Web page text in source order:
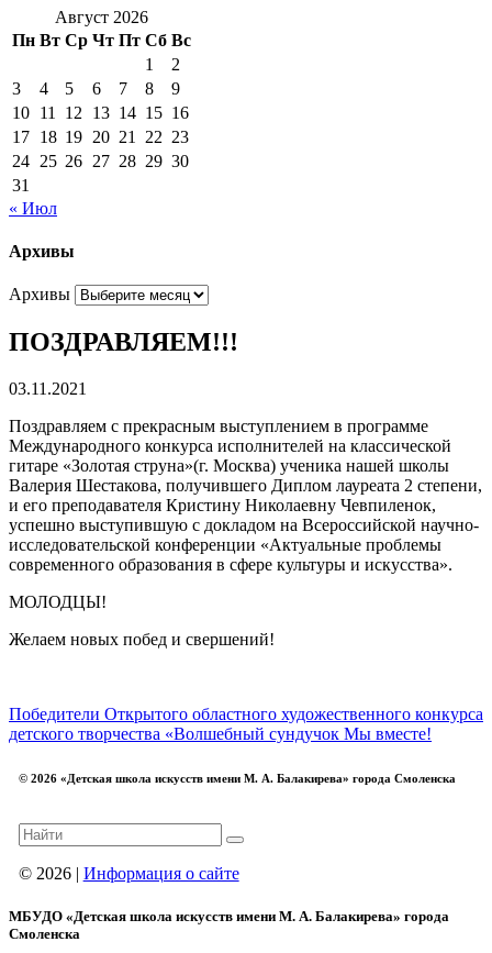
Август 2026
Пн Вт Ср Чт Пт Сб Вс
1
2
3
4 5 6 7 8
9
10 11 12 13 14 15 16
17 18 19 20 21 22 23
24 25 26 27 28 29 30
31
« Июл
Архивы
Архивы
ПОЗДРАВЛЯЕМ!!!
03.11.2021
Поздравляем с прекрасным выступлением в программе
Международного конкурса исполнителей на классической
гитаре «Золотая струна»(г. Москва) ученика нашей школы
Валерия Шестакова, получившего Диплом лауреата 2 степени,
и его преподавателя Кристину Николаевну Чевпиленок,
успешно выступившую с докладом на Всероссийской научно-
исследовательской конференции «Актуальные проблемы
современного образования в сфере культуры и искусства».
МОЛОДЦЫ!
Желаем новых побед и свершений!
Победители Открытого областного художественного конкурса
детского творчества «Волшебный сундучок Мы вместе!
© 2026 «Детская школа искусств имени М. А. Балакирева» города Смоленска
© 2026 | Информация о сайте
МБУДО «Детская школа искусств имени М. А. Балакирева» города
Смоленска